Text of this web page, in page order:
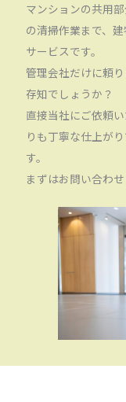
マンションの共用
の清掃作業まで、
サービスです。
管理会社だけに頼
存知でしょうか？
直接当社にご依頼
りも丁寧な仕上が
す。
まずはお問い合わせ